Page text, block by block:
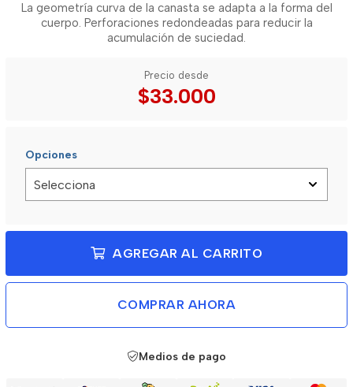
La geometría curva de la canasta se adapta a la forma del
cuerpo. Perforaciones redondeadas para reducir la
acumulación de suciedad.
Precio desde
$33.000
Opciones
AGREGAR AL CARRITO
COMPRAR AHORA
Medios de pago